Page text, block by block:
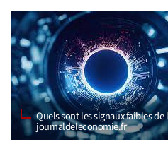
Quels sont les signaux faibles de
journaldeleconomie.fr